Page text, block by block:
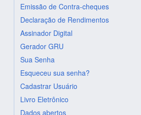
Emissão de Contra-cheques
Declaração de Rendimentos
Assinador Digital
Gerador GRU
Sua Senha
Esqueceu sua senha?
Cadastrar Usuário
Livro Eletrônico
Dados abertos